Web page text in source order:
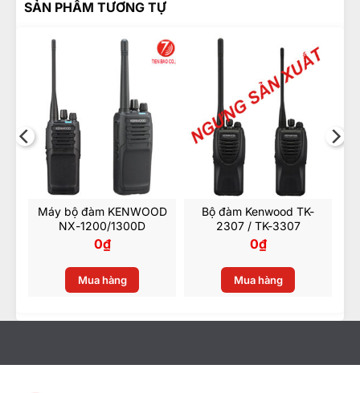
Công suất loa: 1W
Pin: Li-ion
Tiêu chuẩn bảo vệ: IP67, MIL-STD 810
Ứng dụng
SẢN PHẨM TƯƠNG TỰ
Máy bộ đàm KENWOOD
NX-1200/1300D
0₫
Mua hàng
Bộ đàm Kenwood TK-
2307 / TK-3307
0₫
Mua hàng